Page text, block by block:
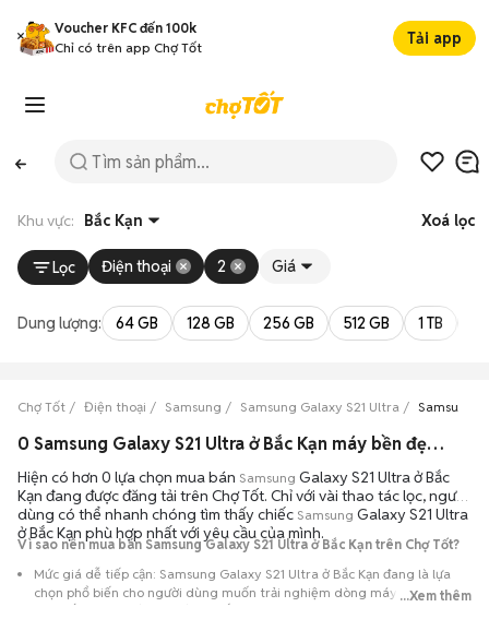
Voucher KFC đến 100k
Chỉ có trên app Chợ Tốt
Tải app
Khu vực: Bắc Kạn Xoá lọc
Lọc Điện thoại 2 Giá
Dung lượng: 64 GB 128 GB 256 GB 512 GB 1 TB
Chợ Tốt Điện thoại Samsung Samsung Galaxy S21 Ultra Samsung
0 Samsung Galaxy S21 Ultra ở Bắc Kạn máy bền đẹp đang bán 08/2026
Hiện có hơn 0 lựa chọn mua bán Samsung Galaxy S21 Ultra ở Bắc
Kạn đang được đăng tải trên Chợ Tốt. Chỉ với vài thao tác lọc, người
dùng có thể nhanh chóng tìm thấy chiếc Samsung Galaxy S21 Ultra
ở Bắc Kạn phù hợp nhất với yêu cầu của mình.
Vì sao nên mua bán Samsung Galaxy S21 Ultra ở Bắc Kạn trên Chợ Tốt?
Mức giá dễ tiếp cận: Samsung Galaxy S21 Ultra ở Bắc Kạn đang là lựa
chọn phổ biến cho người dùng muốn trải nghiệm dòng máy này với chi
phí thấp hơn so với khi mới ra mắt.
...Xem thêm